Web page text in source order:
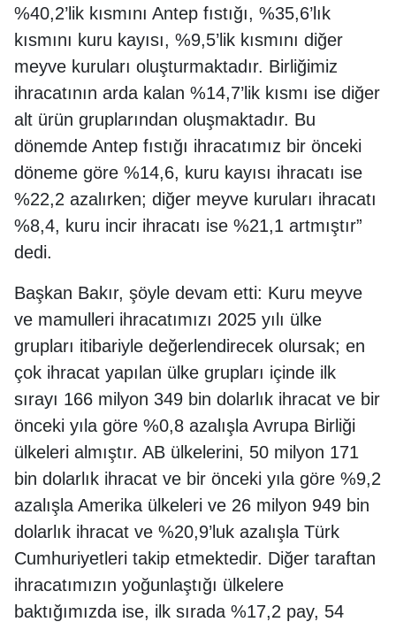
%40,2’lik kısmını Antep fıstığı, %35,6’lık
kısmını kuru kayısı, %9,5’lik kısmını diğer
meyve kuruları oluşturmaktadır. Birliğimiz
ihracatının arda kalan %14,7’lik kısmı ise diğer
alt ürün gruplarından oluşmaktadır. Bu
dönemde Antep fıstığı ihracatımız bir önceki
döneme göre %14,6, kuru kayısı ihracatı ise
%22,2 azalırken; diğer meyve kuruları ihracatı
%8,4, kuru incir ihracatı ise %21,1 artmıştır”
dedi.
Başkan Bakır, şöyle devam etti: Kuru meyve
ve mamulleri ihracatımızı 2025 yılı ülke
grupları itibariyle değerlendirecek olursak; en
çok ihracat yapılan ülke grupları içinde ilk
sırayı 166 milyon 349 bin dolarlık ihracat ve bir
önceki yıla göre %0,8 azalışla Avrupa Birliği
ülkeleri almıştır. AB ülkelerini, 50 milyon 171
bin dolarlık ihracat ve bir önceki yıla göre %9,2
azalışla Amerika ülkeleri ve 26 milyon 949 bin
dolarlık ihracat ve %20,9’luk azalışla Türk
Cumhuriyetleri takip etmektedir. Diğer taraftan
ihracatımızın yoğunlaştığı ülkelere
baktığımızda ise, ilk sırada %17,2 pay, 54